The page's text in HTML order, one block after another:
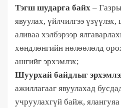
Тэгш шударга байх –
явуулах, үйлчилгээ
аливаа хэлбэрээр
хөндлөнгийн нөлөөлөлд
ашгийг эрхэмлэх;
Шуурхай байдлыг
ажиллагааг явуулахад
учруулахгүй байж,